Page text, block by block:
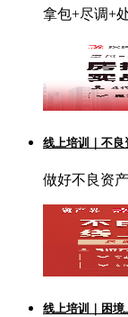
拿包+尽调+
线上培训｜不
做好不良资
线上培训｜困